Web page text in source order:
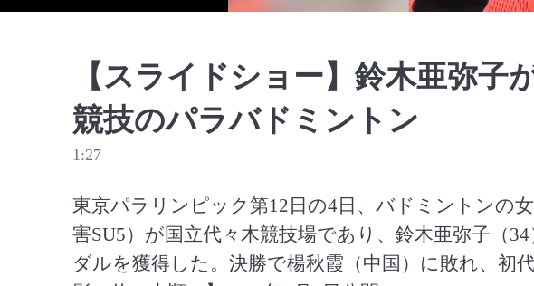
【スライドショー】鈴木亜弥
競技のパラバドミントン
1:27
東京パラリンピック第12日の4日、バドミントンの
害SU5）が国立代々木競技場であり、鈴木亜弥子（
ダルを獲得した。決勝で楊秋霞（中国）に敗れ、初